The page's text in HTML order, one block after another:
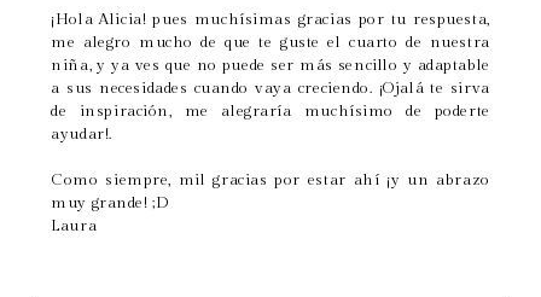
¡Hola Alicia! pues muchísimas gracias por tu respuesta,
me alegro mucho de que te guste el cuarto de nuestra
niña, y ya ves que no puede ser más sencillo y adaptable
a sus necesidades cuando vaya creciendo. ¡Ojalá te sirva
de inspiración, me alegraría muchísimo de poderte
ayudar!.
Como siempre, mil gracias por estar ahí ¡y un abrazo
muy grande! ;D
Laura